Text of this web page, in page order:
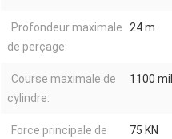
Profondeur maximale
de perçage:
24 m
Course maximale de
cylindre:
1100
Force principale de
75 KN